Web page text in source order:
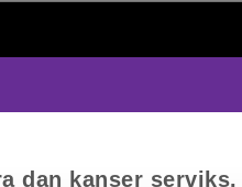
dan kanser serviks.